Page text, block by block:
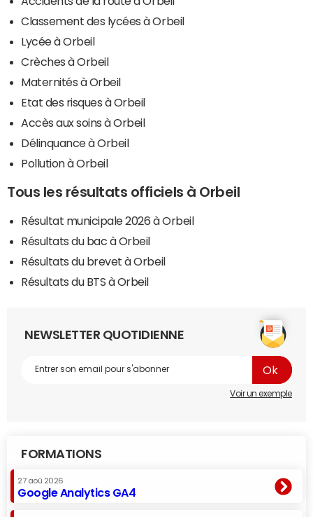
Classement des lycées à Orbeil
Lycée à Orbeil
Crèches à Orbeil
Maternités à Orbeil
Etat des risques à Orbeil
Accès aux soins à Orbeil
Délinquance à Orbeil
Pollution à Orbeil
Tous les résultats officiels à Orbeil
Résultat municipale 2026 à Orbeil
Résultats du bac à Orbeil
Résultats du brevet à Orbeil
Résultats du BTS à Orbeil
NEWSLETTER QUOTIDIENNE
Voir un exemple
FORMATIONS
27 aoû 2026
Google Analytics GA4